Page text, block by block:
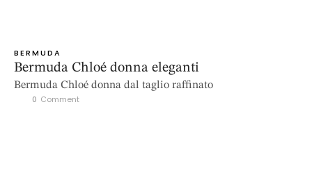
BERMUDA
Bermuda Chloé donna eleganti
Bermuda Chloé donna dal taglio raffinato
0 Comment